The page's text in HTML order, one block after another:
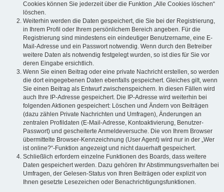
Cookies können Sie jederzeit über die Funktion „Alle Cookies löschen“
löschen.
Weiterhin werden die Daten gespeichert, die Sie bei der Registrierung,
in Ihrem Profil oder Ihrem persönlichem Bereich angeben. Für die
Registrierung sind mindestens ein eindeutiger Benutzername, eine E-
Mail-Adresse und ein Passwort notwendig. Wenn durch den Betreiber
weitere Daten als notwendig festgelegt wurden, so ist dies für Sie vor
deren Eingabe ersichtlich.
Wenn Sie einen Beitrag oder eine private Nachricht erstellen, so werden
die dort eingegebenen Daten ebenfalls gespeichert. Gleiches gilt, wenn
Sie einen Beitrag als Entwurf zwischenspeichern. In diesen Fällen wird
auch Ihre IP-Adresse gespeichert. Die IP-Adresse wird weiterhin bei
folgenden Aktionen gespeichert: Löschen und Ändern von Beiträgen
(dazu zählen Private Nachrichten und Umfragen), Änderungen an
zentralen Profildaten (E-Mail-Adresse, Kontoaktivierung, Benutzer-
Passwort) und gescheiterte Anmeldeversuche. Die von Ihrem Browser
übermittelte Browser-Kennzeichnung (User Agent) wird nur in der „Wer
ist online?“-Funktion angezeigt und nicht dauerhaft gespeichert.
Schließlich erfordern einzelne Funktionen des Boards, dass weitere
Daten gespeichert werden. Dazu gehören Ihr Abstimmungsverhalten bei
Umfragen, der Gelesen-Status von Ihren Beiträgen oder explizit von
Ihnen gesetzte Lesezeichen oder Benachrichtigungsfunktionen.